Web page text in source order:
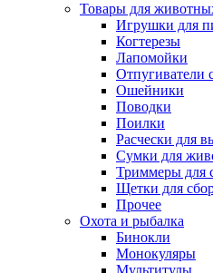
Товары для
Игрушки для
Когтерезы
Лапомойки
Отпугиватели
Ошейники
Поводки
Поилки
Расчески для
Сумки для
Триммеры для
Щетки для
Прочее
Охота и рыбалка
Бинокли
Монокуляры
Мультитулы